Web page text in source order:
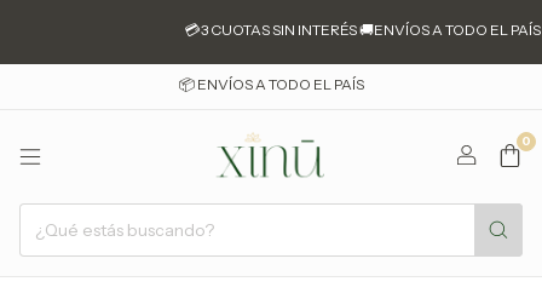
💳3 CUOTAS SIN INTERÉS 🚚ENVÍOS A TODO EL PAÍS 📍JESÚS
📦 ENVÍOS A TODO EL PAÍS
0